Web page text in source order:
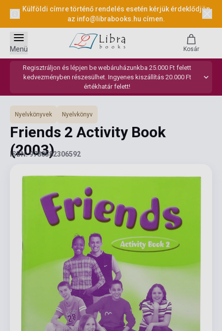
Külföldi címre történő rendelés esetén kérjük érdeklődjön
az info@librabooks.hu címen.
Regisztráljon és lépjen be webáruházunkba 25.000 Ft felett
kedvezményben részesülhet. Ingyenes kiszállítás 20.000 Ft
értékhatár felett!
Menü Kosár
Nyelvkönyvek Nyelvkönyv
Friends 2 Activity Book
(2003)
ISBN: 9780582306592